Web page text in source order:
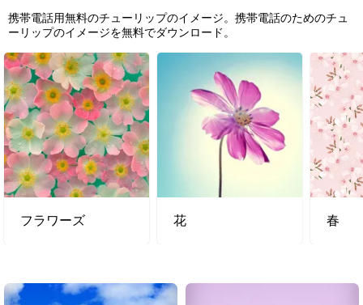
携帯電話用無料のチューリップのイメージ。携帯電話のためのチュ
ーリップのイメージを無料でダウンロード。
フラワーズ 花 春